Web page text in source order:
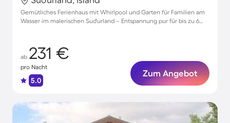
Gemütliches Ferienhaus mit Whirlpool und Garten für Familien am
Wasser im malerischen Suðurland – Entspannung pur für bis zu 6
ab 231 €
pro Nacht
5.0
Zum Angebot